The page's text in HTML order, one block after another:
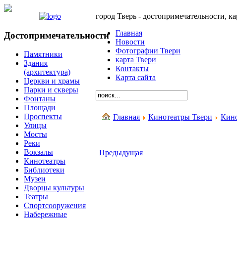
Достопримечательности
Памятники
Здания
(архитектура)
Церкви и храмы
Парки и скверы
Фонтаны
Площади
Проспекты
Улицы
Мосты
Реки
Вокзалы
Кинотеатры
Библиотеки
Музеи
Дворцы культуры
Театры
Спортсооружения
Набережные
город Тверь - достопримечательности,
Главная
Новости
Фотографии Твери
карта Твери
Контакты
Карта сайта
Главная Кинотеатры Твери
Предыдущая